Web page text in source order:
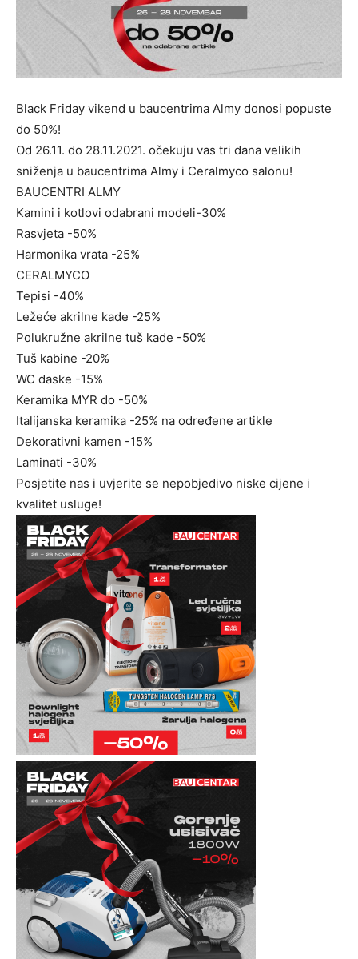
Black Friday vikend u baucentrima Almy donosi popuste
do 50%!
Od 26.11. do 28.11.2021. očekuju vas tri dana velikih
sniženja u baucentrima Almy i Ceralmyco salonu!
BAUCENTRI ALMY
Kamini i kotlovi odabrani modeli-30%
Rasvjeta -50%
Harmonika vrata -25%
CERALMYCO
Tepisi -40%
Ležeće akrilne kade -25%
Polukružne akrilne tuš kade -50%
Tuš kabine -20%
WC daske -15%
Keramika MYR do -50%
Italijanska keramika -25% na određene artikle
Dekorativni kamen -15%
Laminati -30%
Posjetite nas i uvjerite se nepobjedivo niske cijene i
kvalitet usluge!